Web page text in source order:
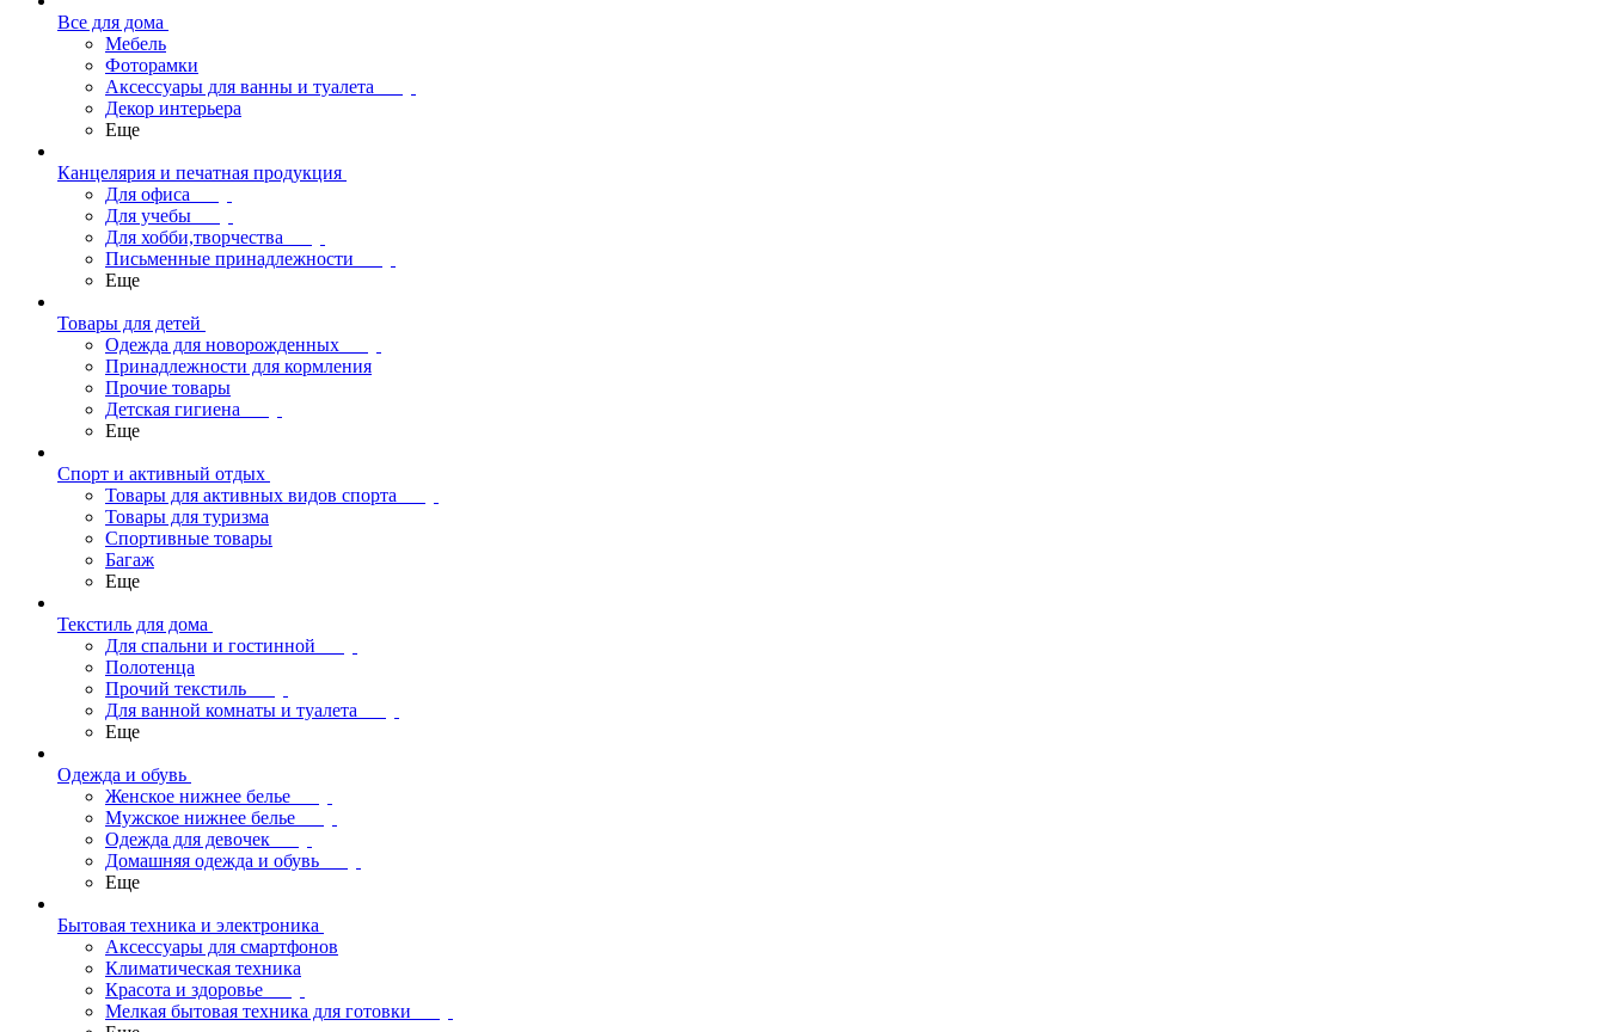
Все для дома
Мебель
Фоторамки
Аксессуары для ванны и туалета
Декор интерьера
Еще
Канцелярия и печатная продукция
Для офиса
Для учебы
Для хобби,творчества
Письменные принадлежности
Еще
Товары для детей
Одежда для новорожденных
Принадлежности для кормления
Прочие товары
Детская гигиена
Еще
Спорт и активный отдых
Товары для активных видов спорта
Товары для туризма
Спортивные товары
Багаж
Еще
Текстиль для дома
Для спальни и гостинной
Полотенца
Прочий текстиль
Для ванной комнаты и туалета
Еще
Одежда и обувь
Женское нижнее белье
Мужское нижнее белье
Одежда для девочек
Домашняя одежда и обувь
Еще
Бытовая техника и электроника
Аксессуары для смартфонов
Климатическая техника
Красота и здоровье
Мелкая бытовая техника для готовки